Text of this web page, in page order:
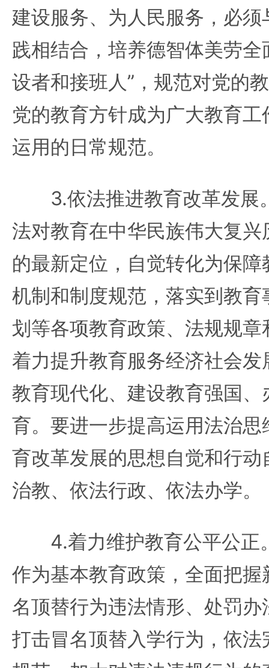
建设服务、为人民服务，必
践相结合，培养德智体美劳
设者和接班人”，规范对党的
党的教育方针成为广大教育
运用的日常规范。
3.依法推进教育改革发展
法对教育在中华民族伟大复
的最新定位，自觉转化为保
机制和制度规范，落实到教育
划等各项教育政策、法规规
着力提升教育服务经济社会
教育现代化、建设教育强国
育。要进一步提高运用法治
育改革发展的思想自觉和行
治教、依法行政、依法办学。
4.着力维护教育公平公正
作为基本教育政策，全面把
名顶替行为违法情形、处罚
打击冒名顶替入学行为，依